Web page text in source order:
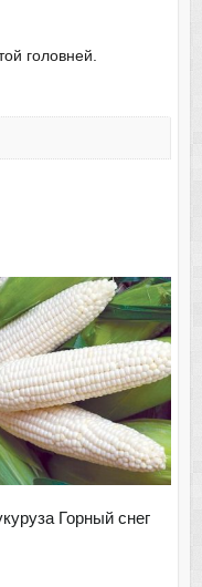
головней.
Горный снег